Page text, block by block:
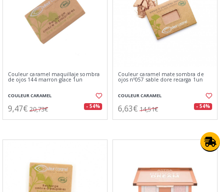
Couleur caramel maquillaje sombra
de ojos 144 marron glace 1un
COULEUR CARAMEL
9,47€ 20,73€ - 54%
Couleur caramel mate sombra de
ojos nº057 sable dore recarga 1un
COULEUR CARAMEL
6,63€ 14,51€ - 54%